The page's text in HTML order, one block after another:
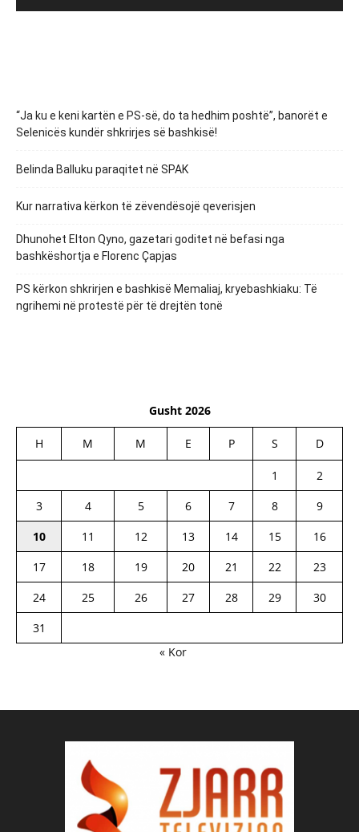
“Ja ku e keni kartën e PS-së, do ta hedhim poshtë”, banorët e
Selenicës kundër shkrirjes së bashkisë!
Belinda Balluku paraqitet në SPAK
Kur narrativa kërkon të zëvendësojë qeverisjen
Dhunohet Elton Qyno, gazetari goditet në befasi nga
bashkëshortja e Florenc Çapjas
PS kërkon shkrirjen e bashkisë Memaliaj, kryebashkiaku: Të
ngrihemi në protestë për të drejtën tonë
Gusht 2026
H M M E P S D
1
2
3
4 5 6 7 8
9
10
11 12 13 14 15
16
17
18 19 20 21 22
23
24
25 26 27 28 29
30
31
« Kor